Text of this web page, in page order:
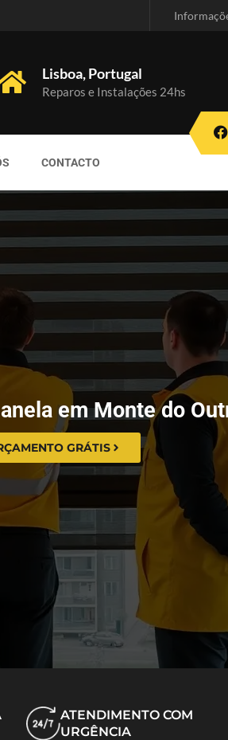
Lisboa, Portugal
Reparos e Instalações 24hs
CONTACTO
em Monte do
GRÁTIS
ATENDIMENTO COM
URGÊNCIA